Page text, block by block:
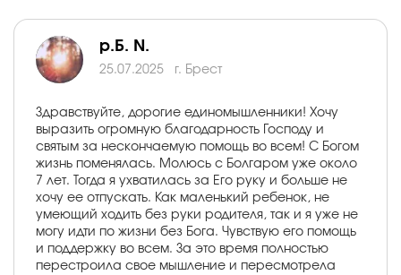
р.Б. N.
25.07.2025 г. Брест
Здравствуйте, дорогие единомышленники! Хочу
выразить огромную благодарность Господу и
святым за нескончаемую помощь во всем! С Богом
жизнь поменялась. Молюсь с Болгаром уже около
7 лет. Тогда я ухватилась за Его руку и больше не
хочу ее отпускать. Как маленький ребенок, не
умеющий ходить без руки родителя, так и я уже не
могу идти по жизни без Бога. Чувствую его помощь
и поддержку во всем. За это время полностью
перестроила свое мышление и пересмотрела